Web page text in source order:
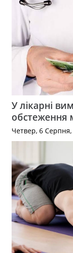
У лікарні
обстеження
Четвер, 6